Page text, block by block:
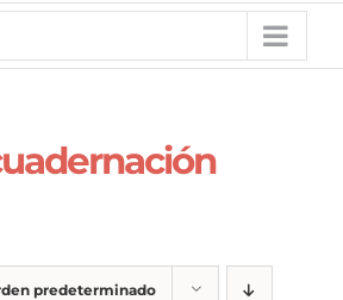
predeterminado